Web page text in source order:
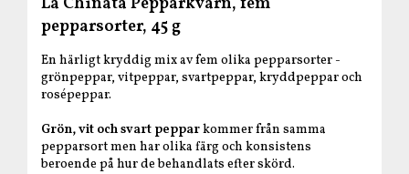
pepparsorter, 45 g
En härligt kryddig mix av fem olika pepparsorter -
grönpeppar, vitpeppar, svartpeppar, kryddpeppar och
rosépeppar.
Grön, vit och svart pepparkommer från samma
pepparsort men har olika färg och konsistens
beroende på hur de behandlats efter skörd.